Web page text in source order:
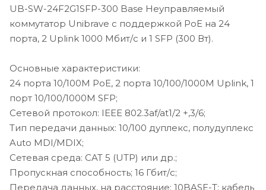
UB-SW-24F2G1SFP-300 Base Неуправляемый
коммутатор Unibrave с поддержкой PoE на 24
порта, 2 Uplink 1000 Мбит/c и 1 SFP (300 Вт).
Основные характеристики:
24 порта 10/100М PoE, 2 порта 10/100/1000M Uplink, 1
порт 10/100/1000М SFP;
Сетевой протокол: IEEE 802.3af/at1/2 +,3/6;
Тип передачи данных: 10/100 дуплекс, полудуплекс
Auto MDI/MDIX;
Сетевая среда: CAT 5 (UTP) или др.;
Пропускная способность; 16 Гбит/c;
Передача данных, на расстояние: 10BASE-T: кабель